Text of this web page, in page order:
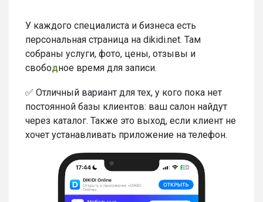
У каждого специалиста и бизнеса есть
персональная страница на dikidi.net. Там
собраны услуги, фото, цены, отзывы и
свободное время для записи.
✅ Отличный вариант для тех, у кого пока нет
постоянной базы клиентов: ваш салон найдут
через каталог. Также это выход, если клиент не
хочет устанавливать приложение на телефон.